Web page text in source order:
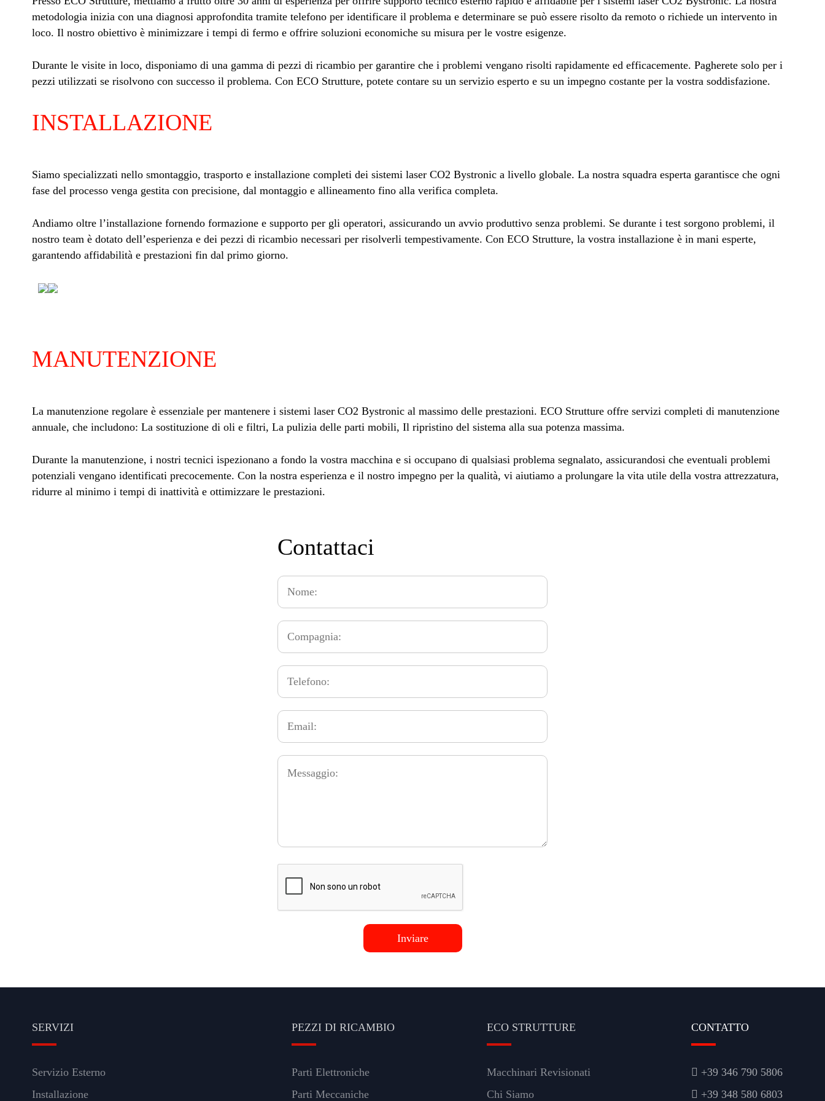
metodologia inizia con una diagnosi approfondita tramite telefono per identificare il problema e determinare se può essere risolto da remoto o richiede un intervento in
loco. Il nostro obiettivo è minimizzare i tempi di fermo e offrire soluzioni economiche su misura per le vostre esigenze.
Durante le visite in loco, disponiamo di una gamma di pezzi di ricambio per garantire che i problemi vengano risolti rapidamente ed efficacemente. Pagherete solo per i
pezzi utilizzati se risolvono con successo il problema. Con ECO Strutture, potete contare su un servizio esperto e su un impegno costante per la vostra soddisfazione.
INSTALLAZIONE
Siamo specializzati nello smontaggio, trasporto e installazione completi dei sistemi laser CO2 Bystronic a livello globale. La nostra squadra esperta garantisce che ogni
fase del processo venga gestita con precisione, dal montaggio e allineamento fino alla verifica completa.
Andiamo oltre l’installazione fornendo formazione e supporto per gli operatori, assicurando un avvio produttivo senza problemi. Se durante i test sorgono problemi, il
nostro team è dotato dell’esperienza e dei pezzi di ricambio necessari per risolverli tempestivamente. Con ECO Strutture, la vostra installazione è in mani esperte,
garantendo affidabilità e prestazioni fin dal primo giorno.
MANUTENZIONE
La manutenzione regolare è essenziale per mantenere i sistemi laser CO2 Bystronic al massimo delle prestazioni. ECO Strutture offre servizi completi di manutenzione
annuale, che includono: La sostituzione di oli e filtri, La pulizia delle parti mobili, Il ripristino del sistema alla sua potenza massima.
Durante la manutenzione, i nostri tecnici ispezionano a fondo la vostra macchina e si occupano di qualsiasi problema segnalato, assicurandosi che eventuali problemi
potenziali vengano identificati precocemente. Con la nostra esperienza e il nostro impegno per la qualità, vi aiutiamo a prolungare la vita utile della vostra attrezzatura,
ridurre al minimo i tempi di inattività e ottimizzare le prestazioni.
Contattaci
SERVIZI
Servizio Esterno
Installazione
PEZZI DI RICAMBIO
Parti Elettroniche
Parti Meccaniche
ECO STRUTTURE
Macchinari Revisionati
Chi Siamo
CONTATTO
+39 346 790 5806
+39 348 580 6803